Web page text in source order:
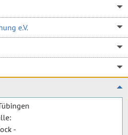
e.V.
-